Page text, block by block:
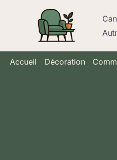
Accueil Décoration